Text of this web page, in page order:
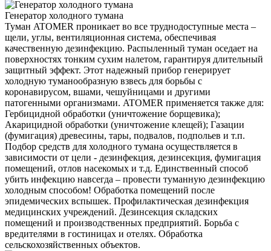
Генератор холодного тумана
Туман ATOMER проникает во все труднодоступные места –
щели, углы, вентиляционная система, обеспечивая
качественную дезинфекцию. Распыленный туман оседает на
поверхностях тонким сухим налетом, гарантируя длительный
защитный эффект. Этот надежный прибор генерирует
холодную туманообразную взвесь для борьбы с
коронавирусом, вшами, чешуйницами и другими
патогенными организмами. ATOMER применяется также для:
Гербицидной обработки (уничтожение борщевика);
Акарицидной обработки (уничтожение клещей); Газации
(фумигация) древесины, тары, подвалов, подпольев и т.п.
Подбор средств для холодного тумана осуществляется в
зависимости от цели - дезинфекция, дезинсекция, фумигация
помещений, отлов насекомых и т.д. Единственный способ
убить инфекцию навсегда – провести туманную дезинфекцию
холодным способом! Обработка помещений после
эпидемических вспышек. Профилактическая дезинфекция
медицинских учреждений. Дезинсекция складских
помещений и производственных предприятий. Борьба с
вредителями в гостиницах и отелях. Обработка
сельскохозяйственных объектов.